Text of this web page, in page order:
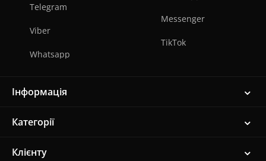
Telegram
Viber
Whatsapp
Messenger
TikTok
Інформація
Категорії
Клієнту